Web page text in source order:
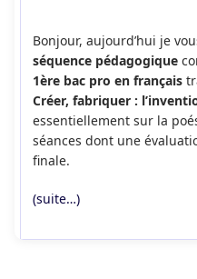
Bonjour, aujourd’hui je
séquence pédagogique
1ère bac pro en français
Créer, fabriquer :
essentiellement sur la
séances dont une
finale.
(suite…)